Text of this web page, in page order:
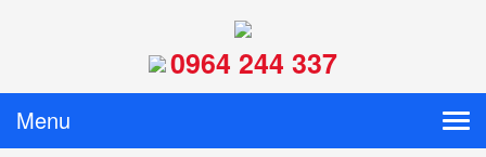
0964 244 337
Menu